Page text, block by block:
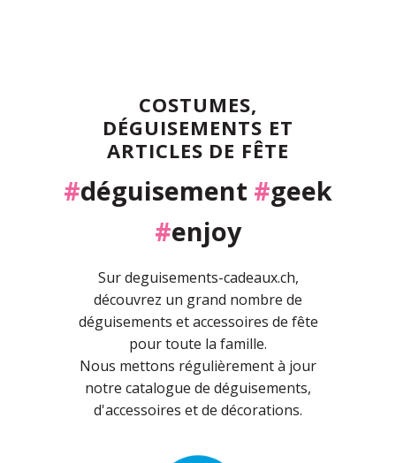
COSTUMES,
DÉGUISEMENTS ET
ARTICLES DE FÊTE
#déguisement #geek
#enjoy
Sur deguisements-cadeaux.ch,
découvrez un grand nombre de
déguisements et accessoires de fête
pour toute la famille.
Nous mettons régulièrement à jour
notre catalogue de déguisements,
d'accessoires et de décorations.